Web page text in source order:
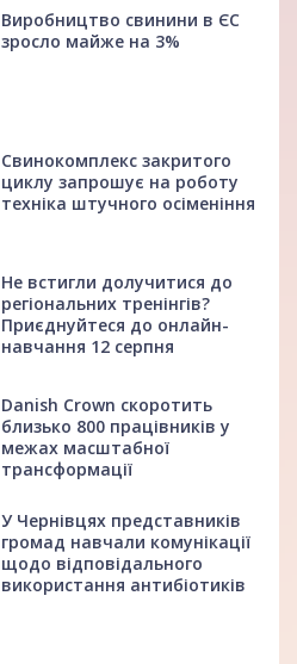
Виробництво свинини в ЄС
зросло майже на 3%
Свинокомплекс закритого
циклу запрошує на роботу
техніка штучного осіменіння
Не встигли долучитися до
регіональних тренінгів?
Приєднуйтеся до онлайн-
навчання 12 серпня
Danish Crown скоротить
близько 800 працівників у
межах масштабної
трансформації
У Чернівцях представників
громад навчали комунікації
щодо відповідального
використання антибіотиків